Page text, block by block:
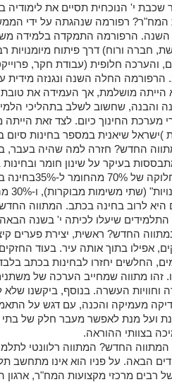
שכבת י' הנוכחית תסיים את לימודיה
המח"ר? רפורמה שנהגתה על ידי
השנה. הרפורמה התמקדה בלמידה
חברה ורוח) דרך פיתוח מיומנויות
והערכה חלופית (עבודת חקר,
הרפורמה החלה השנה ונגנזה מידית
הייתה מושלמת, אך העמידה את
והבנה, שחשוב לשלב בתהליכי
מערכת החינוך כיום. לצד זאת
)ישראל שיאנית במספר בחינות סיום
בעיקר על שינון חומר
מתבטאת בחלוקה
ו-
היא לרוב בחינה בכתב. המתווה
שיעלו לכיתה י' בשנה
החדש? ראשית, יצירת פערים
אפילו בתוך אותה עיר. בעוד החזקים
החלשים יחזרו לבחינות בכתב
זהו מתווה שמחייב הערכה של
וחוויות העשרה. בנוסף, ביקשנו
מעמיקה והכנה, עם דגש על
ועל מנת לאפשר מעבר חלק של
בצוותי ההוראה.
המתווה החדש? המתווה רלוונטי
הבאה. על פניו הוא אינו מתחשב
רבים מרכזי מקצועות המח"ר, ארגון